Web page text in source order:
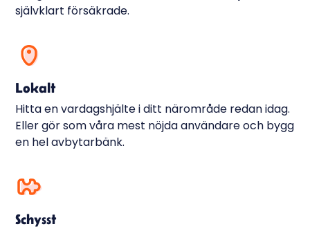
självklart försäkrade.
Lokalt
Hitta en vardagshjälte i ditt närområde redan idag.
Eller gör som våra mest nöjda användare och bygg
en hel avbytarbänk.
Schysst